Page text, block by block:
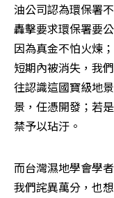
油公司認為環保署
轟擊要求環保署要
因為真金不怕火煉
短期內被消失，我
往認識這國寶級地
景，任憑開發；若
禁予以玷汙。
而台灣濕地學會學
我們詫異萬分，也